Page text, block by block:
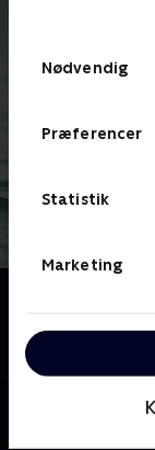
Nødvendig
Præferencer
Statistik
Marketing
komplikationer